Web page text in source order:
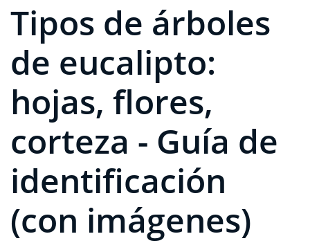
Tipos de árboles
de eucalipto:
hojas, flores,
corteza - Guía de
identificación
(con imágenes)